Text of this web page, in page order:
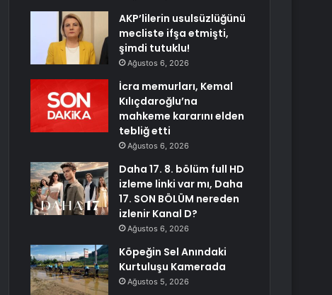
AKP’lilerin usulsüzlüğünü
mecliste ifşa etmişti,
şimdi tutuklu!
Ağustos 6, 2026
İcra memurları, Kemal
Kılıçdaroğlu’na
mahkeme kararını elden
tebliğ etti
Ağustos 6, 2026
Daha 17. 8. bölüm full HD
izleme linki var mı, Daha
17. SON BÖLÜM nereden
izlenir Kanal D?
Ağustos 6, 2026
Köpeğin Sel Anındaki
Kurtuluşu Kamerada
Ağustos 5, 2026